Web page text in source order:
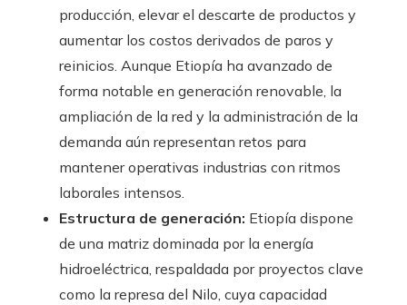
producción, elevar el descarte de productos y
aumentar los costos derivados de paros y
reinicios. Aunque Etiopía ha avanzado de
forma notable en generación renovable, la
ampliación de la red y la administración de la
demanda aún representan retos para
mantener operativas industrias con ritmos
laborales intensos.
Estructura de generación: Etiopía dispone
de una matriz dominada por la energía
hidroeléctrica, respaldada por proyectos clave
como la represa del Nilo, cuya capacidad